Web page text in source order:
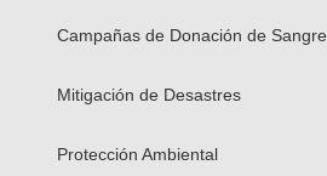
Campañas de Donación de Sangre
Mitigación de Desastres
Protección Ambiental